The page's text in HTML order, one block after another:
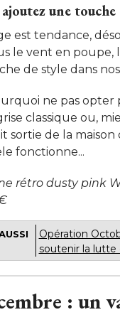
une
est tendance,
le vent en poupe,
de style dans
ne pas opter
classique ou,
sortie de la maison
fonctionne...
rétro dusty pink
Opération
soutenir la lutte
: un